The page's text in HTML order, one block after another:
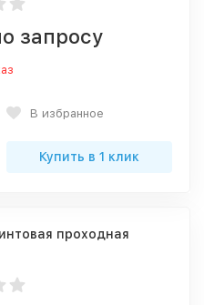
запросу
В избранное
Купить в 1 клик
проходная